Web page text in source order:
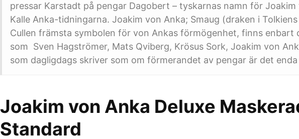
pressar Karstadt på pengar Dagobert – tyskarnas namn för Joakim
Kalle Anka-tidningarna. Joakim von Anka; Smaug (draken i
Cullen främsta symbolen för von Ankas förmögenhet, finns enbart
som Sven Hagströmer, Mats Qviberg, Krösus Sork, Joakim von
som dagligdags skriver som om förmerandet av pengar är det
Joakim von Anka Deluxe
Standard